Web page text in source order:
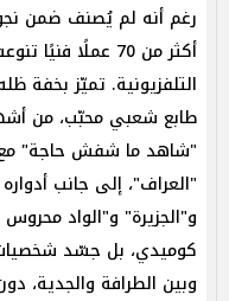
رغم أنه لم يُصنف ضمن
أكثر من 70 عملًا
التلفزيونية. تميّز
طابع شعبي محبّب، من
"شاهد ما شفش حاجة" مع
"العراف"، إلى جانب
و"الجزيرة" و"الواد
كوميدي، بل جسّد شخصيات
وبين الطرافة والجدية،